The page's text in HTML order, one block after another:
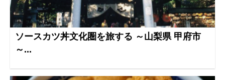
ソースカツ丼文化圏を旅する ～山梨県 甲府市
～...